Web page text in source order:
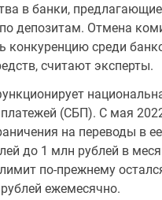
в банки, предлагающие
депозитам. Отмена
конкуренцию среди
считают эксперты.
(СБП). С мая
на переводы в
до 1 млн рублей в
по-прежнему
ежемесячно.